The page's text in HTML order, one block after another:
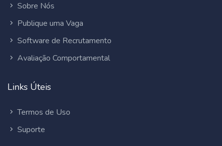
Sobre Nós
Publique uma Vaga
Software de Recrutamento
Avaliação Comportamental
Links Úteis
Termos de Uso
Suporte